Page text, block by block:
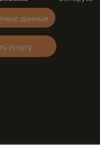
данные
услугу